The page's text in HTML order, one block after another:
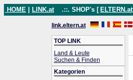
HOME LINK.at .::. SHOP's [ ELTERN.at
link.eltern.at
TOP LINK
Land & Leute
Suchen & Finden
Kategorien